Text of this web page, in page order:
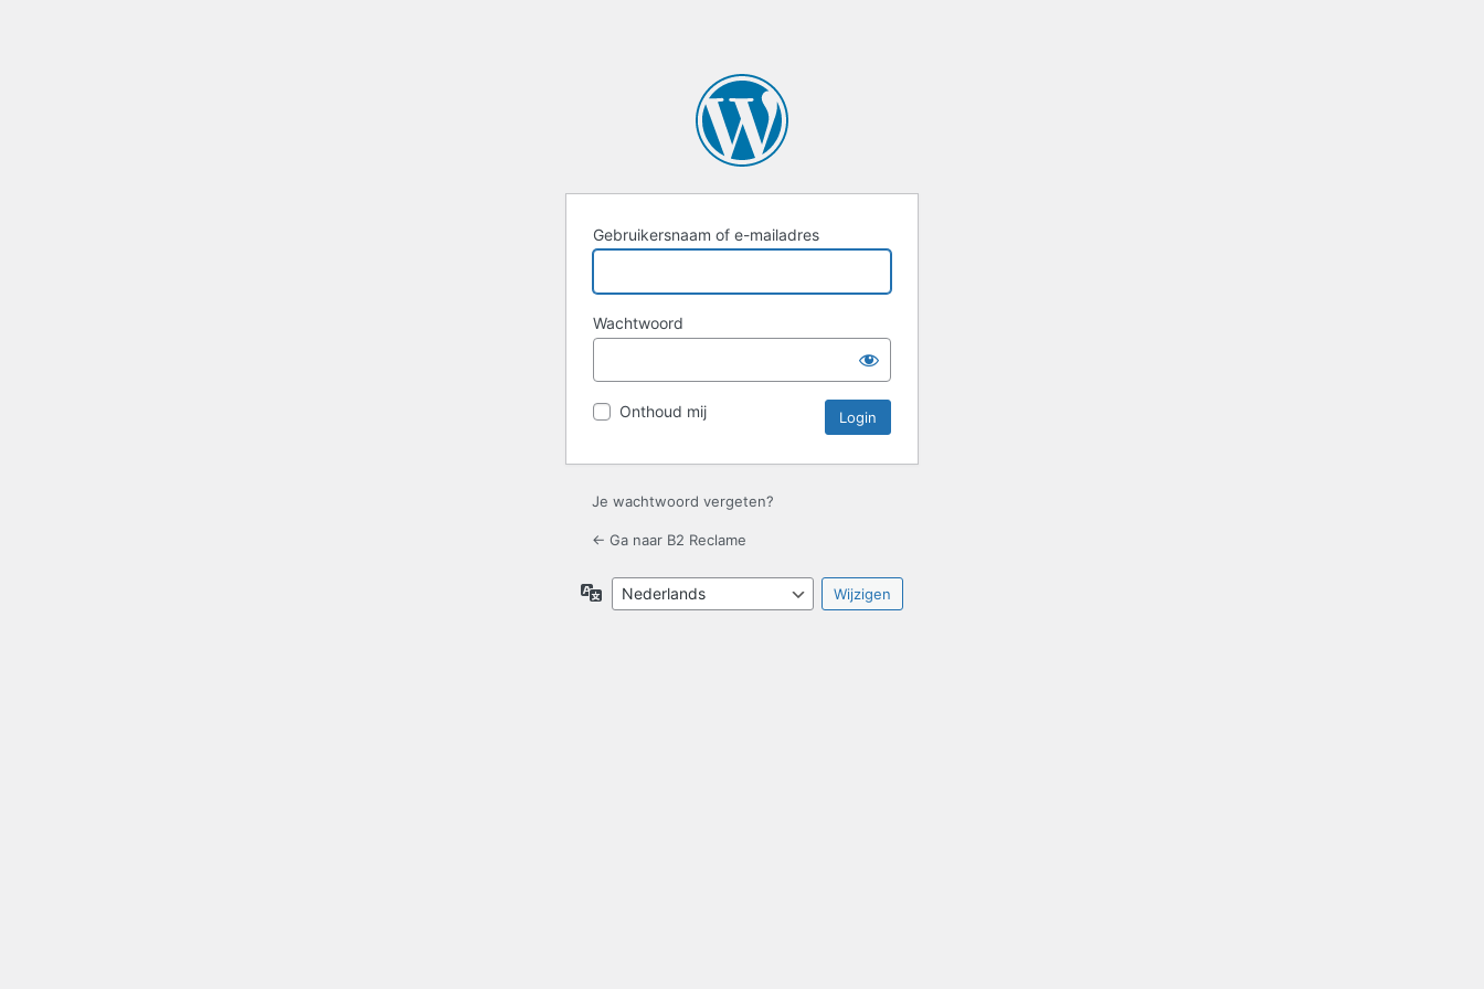
Gebruikersnaam of e-mailadres
Wachtwoord
Onthoud mij
Je wachtwoord vergeten?
← Ga naar B2 Reclame
Taal